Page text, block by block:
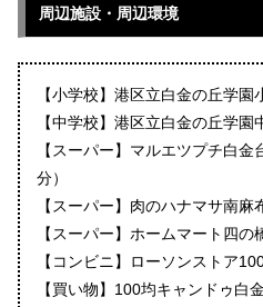
周辺施設・周辺環境
【小学校】港区立白金の丘学園
【中学校】港区立白金の丘学園
【スーパー】マルエツプチ白
分）
【スーパー】肉のハナマサ南麻
【スーパー】ホームマート四の
【コンビニ】ローソンストア
【買い物】100均キャンドゥ白